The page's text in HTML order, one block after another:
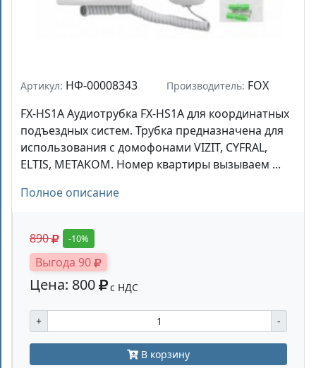
Артикул: НФ-00008343 Производитель: FOX
FX-HS1A Аудиотрубка FX-HS1А для координатных
подъездных систем. Трубка предназначена для
использования с домофонами VIZIT, CYFRAL,
ELTIS, METAKOM. Номер квартиры вызываем ...
Полное описание
890 -10%
Выгода 90
Цена: 800 с НДС
+ -
В корзину